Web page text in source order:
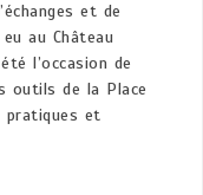
et de
au Château
l’occasion de
outils de la Place
pratiques et